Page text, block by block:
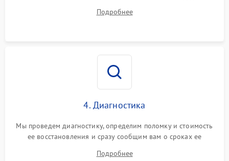
Подробнее
4. Диагностика
Мы проведем диагностику, определим поломку и стоимость
ее восстановления и сразу сообщим вам о сроках ее
Подробнее